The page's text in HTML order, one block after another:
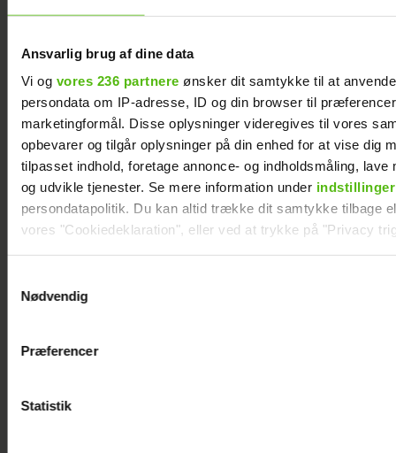
Ansvarlig brug af dine data
Vi og vores 236 partnere ønsker dit samtykke til at
persondata om IP-adresse, ID og din browser til
marketingformål. Disse oplysninger videregives til vores
opbevarer og tilgår oplysninger på din enhed for at vise dig
tilpasset indhold, foretage annonce- og indholdsmåling, lave
og udvikle tjenester. Se mere information under indstillinger
persondatapolitik. Du kan altid trække dit samtykke tilbage
vores "Cookiedeklaration", eller ved at trykke på "Privacy
Vi anvender egne cookies og cookies fra tredjeparter til at
generere statistik og huske dine præferencer samt til brug
Nødvendig
Præferencer
Statistik
"Landmand"-Rasmus prøver igen: Klar til
kærlighed